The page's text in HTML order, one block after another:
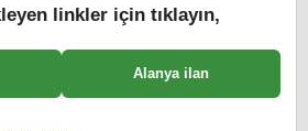
linkler için tıklayın,
Alanya ilan